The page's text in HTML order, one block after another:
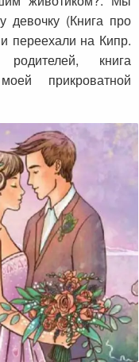
девочку (Книга про
переехали на Кипр.
книга
прикроватной